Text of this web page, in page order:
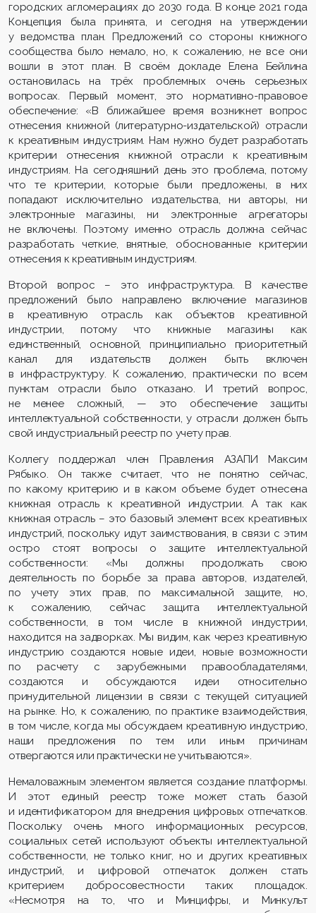
городских агломерациях до 2030 года. В конце 2021 года
Концепция была принята, и сегодня на утверждении
у ведомства план. Предложений со стороны книжного
сообщества было немало, но, к сожалению, не все они
вошли в этот план. В своём докладе Елена Бейлина
остановилась на трёх проблемных очень серьезных
вопросах. Первый момент, это нормативно-правовое
обеспечение: «В ближайшее время возникнет вопрос
отнесения книжной (литературно-издательской) отрасли
к креативным индустриям. Нам нужно будет разработать
критерии отнесения книжной отрасли к креативным
индустриям. На сегодняшний день это проблема, потому
что те критерии, которые были предложены, в них
попадают исключительно издательства, ни авторы, ни
электронные магазины, ни электронные агрегаторы
не включены. Поэтому именно отрасль должна сейчас
разработать четкие, внятные, обоснованные критерии
отнесения к креативным индустриям.
Второй вопрос – это инфраструктура. В качестве
предложений было направлено включение магазинов
в креативную отрасль как объектов креативной
индустрии, потому что книжные магазины как
единственный, основной, принципиально приоритетный
канал для издательств должен быть включен
в инфраструктуру. К сожалению, практически по всем
пунктам отрасли было отказано. И третий вопрос,
не менее сложный, — это обеспечение защиты
интеллектуальной собственности, у отрасли должен быть
свой индустриальный реестр по учету прав.
Коллегу поддержал член Правления АЗАПИ Максим
Рябыко. Он также считает, что не понятно сейчас,
по какому критерию и в каком объеме будет отнесена
книжная отрасль к креативной индустрии. А так как
книжная отрасль – это базовый элемент всех креативных
индустрий, поскольку идут заимствования, в связи с этим
остро стоят вопросы о защите интеллектуальной
собственности: «Мы должны продолжать свою
деятельность по борьбе за права авторов, издателей,
по учету этих прав, по максимальной защите, но,
к сожалению, сейчас защита интеллектуальной
собственности, в том числе в книжной индустрии,
находится на задворках. Мы видим, как через креативную
индустрию создаются новые идеи, новые возможности
по расчету с зарубежными правообладателями,
создаются и обсуждаются идеи относительно
принудительной лицензии в связи с текущей ситуацией
на рынке. Но, к сожалению, по практике взаимодействия,
в том числе, когда мы обсуждаем креативную индустрию,
наши предложения по тем или иным причинам
отвергаются или практически не учитываются».
Немаловажным элементом является создание платформы.
И этот единый реестр тоже может стать базой
и идентификатором для внедрения цифровых отпечатков.
Поскольку очень много информационных ресурсов,
социальных сетей используют объекты интеллектуальной
собственности, не только книг, но и других креативных
индустрий, и цифровой отпечаток должен стать
критерием добросовестности таких площадок.
«Несмотря на то, что и Минцифры, и Минкульт